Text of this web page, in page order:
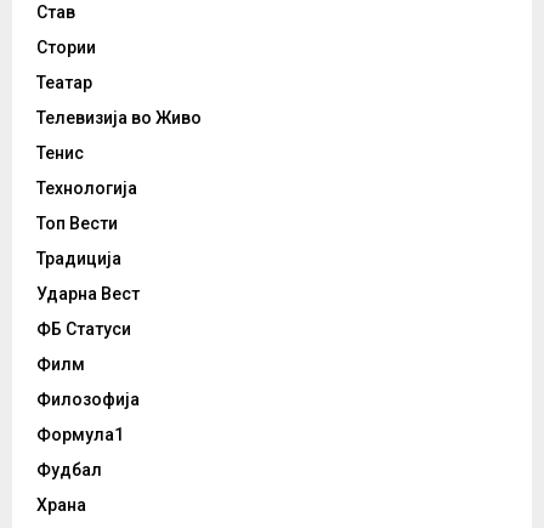
Став
Стории
Театар
Телевизија во Живо
Тенис
Технологија
Топ Вести
Традиција
Ударна Вест
ФБ Статуси
Филм
Филозофија
Формула1
Фудбал
Храна